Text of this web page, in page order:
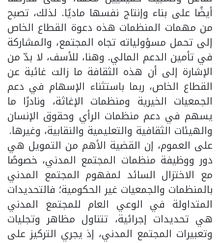
أيضًا على بناء وإنتاج نفسها ماديًا. لذلك، تصبح
من مهمات المنظمات هذه دعوة القطاع الخاص
إلى تحمل مسؤولياته تجاه المجتمع، والمشاركة
في تأمين الدعم المالي. وهنا، للأسف، لا بدّ من
الإشارة إلى أن هذه الثقافة ما زالت غائبة عن
القطاع الخاص، ربما باستثناء الإسهام في دعم
الجمعيات الخيرية ومنظمات الإغاثة، ونادرًا ما
يسهم في دعم منظمات الرأي وحقوق الإنسان
والهيئات الثقافية والتعليمية والنقابية، وغيرها.
على العموم، إن القضية الأهم من التمويل هي
دور ووظيفة منظمات المجتمع المدني، خصوصًا
مع الاختزال السائد لمفهوم المجتمع المدني
بالمنظمات والجمعيات غير الحكومية؛ فالتحديدات
المتداولة في الوعي العام للمجتمع المدني
هي تحديدات إجرائية، تتناول مظاهر وتجليات
وتعبيرات المجتمع المدني، إذ يجري التركيز على